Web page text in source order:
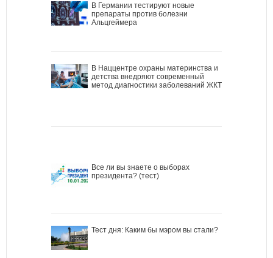
В Германии тестируют новые
препараты против болезни
Альцгеймера
В Наццентре охраны материнства и
детства внедряют современный
метод диагностики заболеваний ЖКТ
Все ли вы знаете о выборах
президента? (тест)
Тест дня: Каким бы мэром вы стали?